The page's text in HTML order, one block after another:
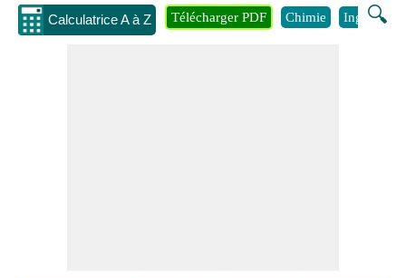
Calculatrice A à Z 🔍
Télécharger PDF Chimie Ingénierie